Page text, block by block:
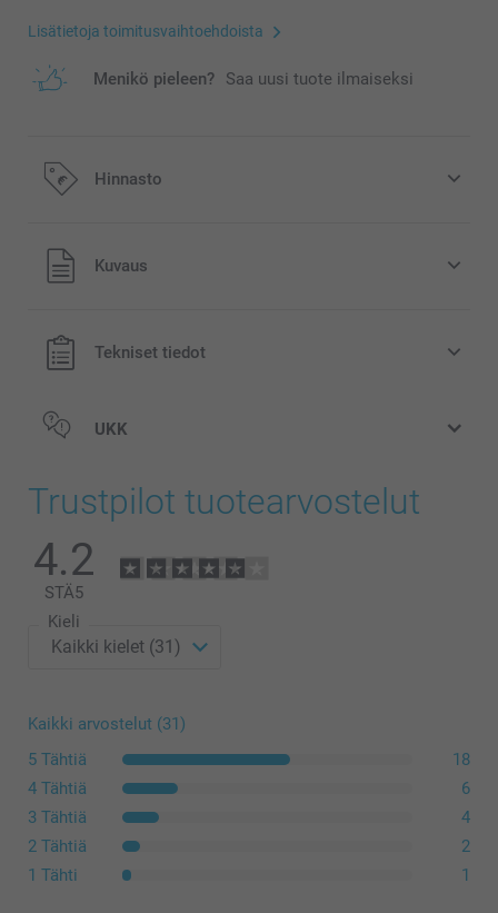
Lisätietoja toimitusvaihtoehdoista
Menikö pieleen? Saa uusi tuote ilmaiseksi
Hinnasto
Kaikki hinnat ovat euroina, sisältävät arvonlisäveron ja
eivät sisällä postikuluja.
Kuvaus
Tekniset tiedot
UKK
Trustpilot tuotearvostelut
4.2
STÄ5
Kieli
Kaikki arvostelut (31)
5 Tähtiä
18
4 Tähtiä
6
3 Tähtiä
4
2 Tähtiä
2
1 Tähti
1